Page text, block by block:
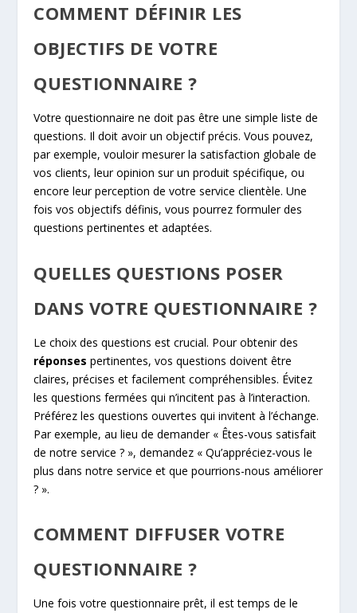
COMMENT DÉFINIR LES
OBJECTIFS DE VOTRE
QUESTIONNAIRE ?
Votre questionnaire ne doit pas être une simple liste de
questions. Il doit avoir un objectif précis. Vous pouvez,
par exemple, vouloir mesurer la satisfaction globale de
vos clients, leur opinion sur un produit spécifique, ou
encore leur perception de votre service clientèle. Une
fois vos objectifs définis, vous pourrez formuler des
questions pertinentes et adaptées.
QUELLES QUESTIONS POSER
DANS VOTRE QUESTIONNAIRE ?
Le choix des questions est crucial. Pour obtenir des
réponses pertinentes, vos questions doivent être
claires, précises et facilement compréhensibles. Évitez
les questions fermées qui n’incitent pas à l’interaction.
Préférez les questions ouvertes qui invitent à l’échange.
Par exemple, au lieu de demander « Êtes-vous satisfait
de notre service ? », demandez « Qu’appréciez-vous le
plus dans notre service et que pourrions-nous améliorer
? ».
COMMENT DIFFUSER VOTRE
QUESTIONNAIRE ?
Une fois votre questionnaire prêt, il est temps de le